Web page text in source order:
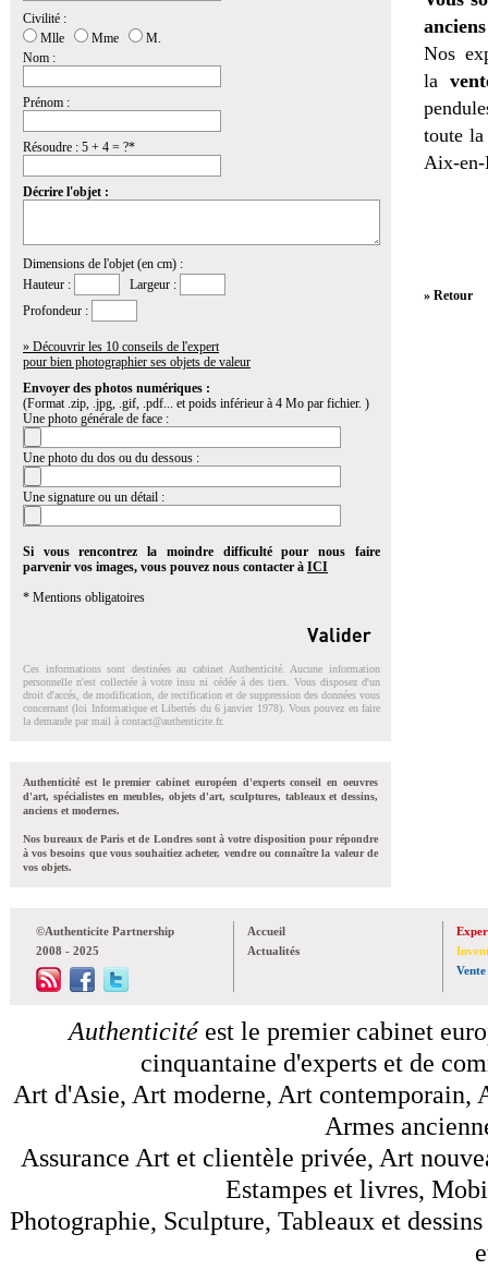
Civilité :
Mlle
Mme
M.
Nom :
Prénom :
Résoudre : 5 + 4 = ?*
Décrire l'objet :
Dimensions de l'objet (en cm) :
Hauteur :
Largeur :
Profondeur :
» Découvrir les 10 conseils de l'expert
pour bien photographier ses objets de valeur
Envoyer des photos numériques :
(Format .zip, .jpg, .gif, .pdf... et poids inférieur à 4 Mo par fichier. )
Une photo générale de face :
Une photo du dos ou du dessous :
Une signature ou un détail :
Si vous rencontrez la moindre difficulté pour nous faire
parvenir vos images, vous pouvez nous contacter à ICI
* Mentions obligatoires
Ces informations sont destinées au cabinet Authenticité. Aucune information
personnelle n'est collectée à votre insu ni cédée à des tiers. Vous disposez d'un
droit d'accés, de modification, de rectification et de suppression des données vous
concernant (loi Informatique et Libertés du 6 janvier 1978). Vous pouvez en faire
la demande par mail à contact@authenticite.fr.
Authenticité est le premier cabinet européen d'experts conseil en oeuvres
d'art, spécialistes en meubles, objets d'art, sculptures, tableaux et dessins,
anciens et modernes.
Nos bureaux de Paris et de Londres sont à votre disposition pour répondre
à vos besoins que vous souhaitiez acheter, vendre ou connaître la valeur de
vos objets.
Nos
la
toute
Aix-en-
» Retour
©Authenticite Partnership
2008 - 2025
Accueil
Actualités
Vente
Authenticitéest le premier cabinet
cinquantaine d'experts et de
Art d'Asie, Art moderne, Art contemporain,
Armes
Assurance Art et clientèle privée, Art
Estampes et livres,
Photographie, Sculpture, Tableaux et